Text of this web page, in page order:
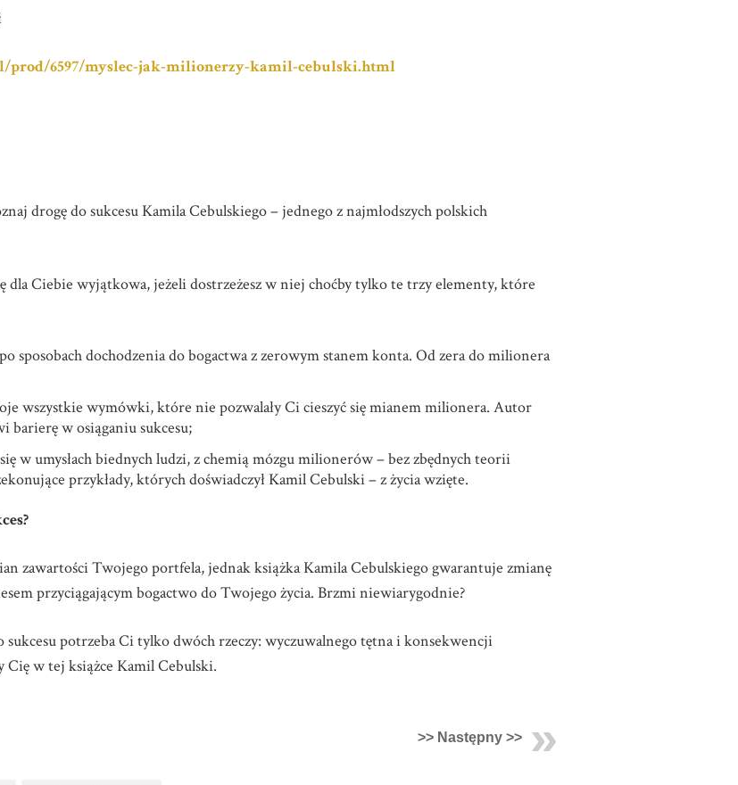
6597/myslec-jak-milionerzy-kamil-cebulski.html
drogę do sukcesu Kamila Cebulskiego – jednego z najmłodszych polskich
dla Ciebie wyjątkowa, jeżeli dostrzeżesz w niej choćby tylko te trzy elementy, które
sposobach dochodzenia do bogactwa z zerowym stanem konta. Od zera do milionera
wszystkie wymówki, które nie pozwalały Ci cieszyć się mianem milionera. Autor
barierę w osiąganiu sukcesu;
w umysłach biednych ludzi, z chemią mózgu milionerów – bez zbędnych teorii
przykłady, których doświadczył Kamil Cebulski – z życia wzięte.
zawartości Twojego portfela, jednak książka Kamila Cebulskiego gwarantuje zmianę
przyciągającym bogactwo do Twojego życia. Brzmi niewiarygodnie?
potrzeba Ci tylko dwóch rzeczy: wyczuwalnego tętna i konsekwencji
Cię w tej książce Kamil Cebulski.
>> Następny >>